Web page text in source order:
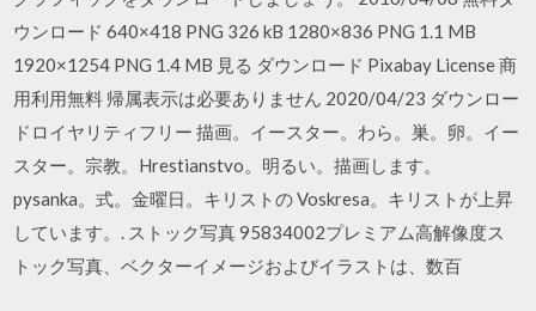
ウンロード 640×418 PNG 326 kB 1280×836 PNG 1.1 MB
1920×1254 PNG 1.4 MB 見る ダウンロード Pixabay License 商
用利用無料 帰属表示は必要ありません 2020/04/23 ダウンロー
ドロイヤリティフリー 描画。イースター。わら。巣。卵。イー
スター。宗教。Hrestianstvo。明るい。描画します。
pysanka。式。金曜日。キリストの Voskresa。キリストが上昇
しています。. ストック写真 95834002プレミアム高解像度ス
トック写真、ベクターイメージおよびイラストは、数百